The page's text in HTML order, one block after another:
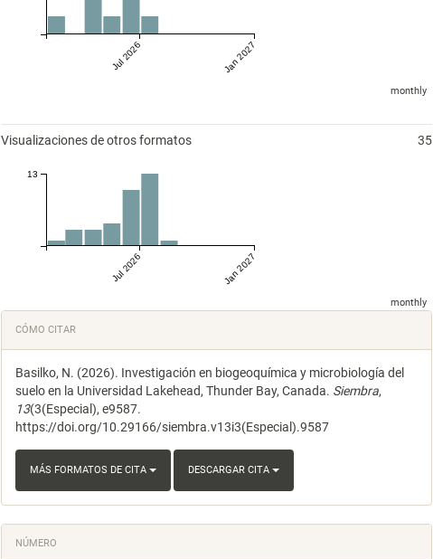
Jul 2026 Jan 2027
monthly
Visualizaciones de otros formatos 35
Jul 2026 Jan 2027
13
monthly
Detalles
del
artículo
CÓMO CITAR
Basilko, N. (2026). Investigación en biogeoquímica y microbiología del
suelo en la Universidad Lakehead, Thunder Bay, Canada. Siembra,
13(3(Especial), e9587.
https://doi.org/10.29166/siembra.v13i3(Especial).9587
MÁS FORMATOS DE CITA DESCARGAR CITA
NÚMERO